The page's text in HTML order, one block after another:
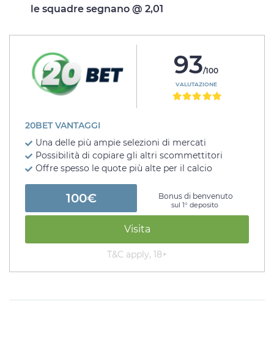
le squadre segnano @ 2,01
93/100
VALUTAZIONE
20BET VANTAGGI
Una delle più ampie selezioni di mercati
Possibilità di copiare gli altri scommettitori
Offre spesso le quote più alte per il calcio
100€ Bonus di benvenuto
sul 1° deposito
Visita
T&C apply, 18+